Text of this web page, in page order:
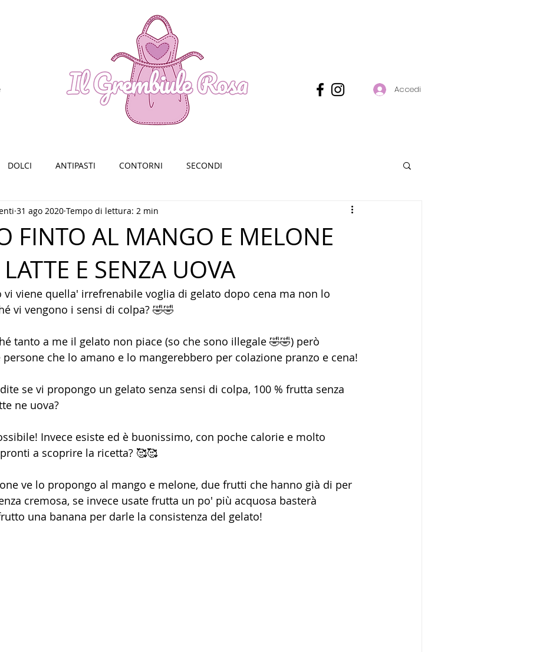
Accedi
DOLCI ANTIPASTI CONTORNI SECONDI
FINTO AL MANGO E MELONE
E SENZA UOVA
31 ago 2020 Tempo di lettura: 2 min
vi viene quella' irrefrenabile voglia di gelato dopo cena ma non lo
vi vengono i sensi di colpa? 🤣🤣
tanto a me il gelato non piace (so che sono illegale 🤣🤣) però
che lo amano e lo mangerebbero per colazione pranzo e cena!
se vi propongo un gelato senza sensi di colpa, 100 % frutta senza
ne uova?
Invece esiste ed è buonissimo, con poche calorie e molto
a scoprire la ricetta? 🥰🥰
ve lo propongo al mango e melone, due frutti che hanno già di per
cremosa, se invece usate frutta un po' più acquosa basterà
una banana per darle la consistenza del gelato!